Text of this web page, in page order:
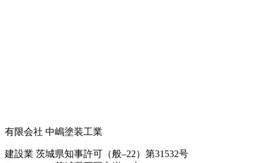
有限会社 中嶋塗装工業
建設業 茨城県知事許可（般‒22）第31532号